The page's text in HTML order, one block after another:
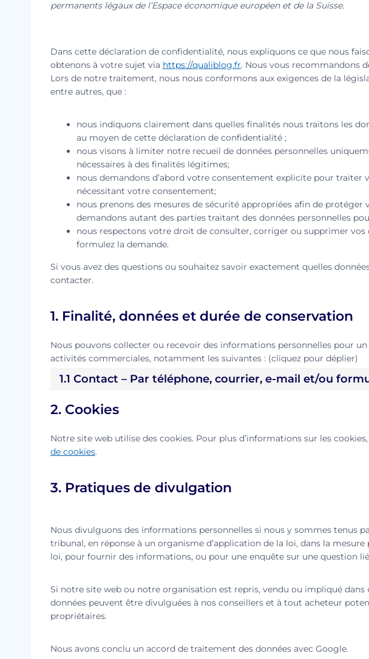
permanents légaux de l’Espace économique européen et de la Suisse.
Dans cette déclaration de confidentialité, nous expliquons ce que nous
obtenons à votre sujet via https://qualiblog.fr. Nous vous recommandons
Lors de notre traitement, nous nous conformons aux exigences de la
entre autres, que :
nous indiquons clairement dans quelles finalités nous traitons les
au moyen de cette déclaration de confidentialité ;
nous visons à limiter notre recueil de données personnelles
nécessaires à des finalités légitimes;
nous demandons d’abord votre consentement explicite pour traiter
nécessitant votre consentement;
nous prenons des mesures de sécurité appropriées afin de protéger
demandons autant des parties traitant des données personnelles
nous respectons votre droit de consulter, corriger ou supprimer vos
formulez la demande.
Si vous avez des questions ou souhaitez savoir exactement quelles
contacter.
1. Finalité, données et durée de conservation
Nous pouvons collecter ou recevoir des informations personnelles pour
activités commerciales, notamment les suivantes : (cliquez pour déplier)
1.1 Contact – Par téléphone, courrier, e-mail et/ou
2. Cookies
Notre site web utilise des cookies. Pour plus d’informations sur les
de cookies.
3. Pratiques de divulgation
Nous divulguons des informations personnelles si nous y sommes tenus
tribunal, en réponse à un organisme d’application de la loi, dans la
loi, pour fournir des informations, ou pour une enquête sur une question
Si notre site web ou notre organisation est repris, vendu ou impliqué dans
données peuvent être divulguées à nos conseillers et à tout acheteur
propriétaires.
Nous avons conclu un accord de traitement des données avec Google.